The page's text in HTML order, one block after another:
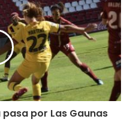
por Las Gaunas